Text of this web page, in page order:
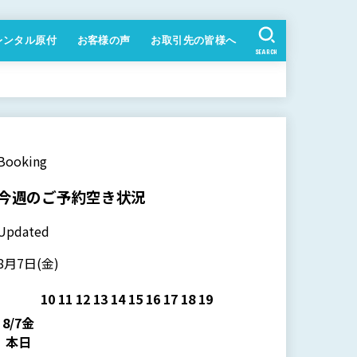
ンタル原付 お客様の声 お取引先の皆様へ
SEARCH